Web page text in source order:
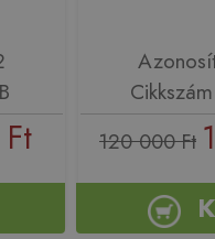
120 000 Ft